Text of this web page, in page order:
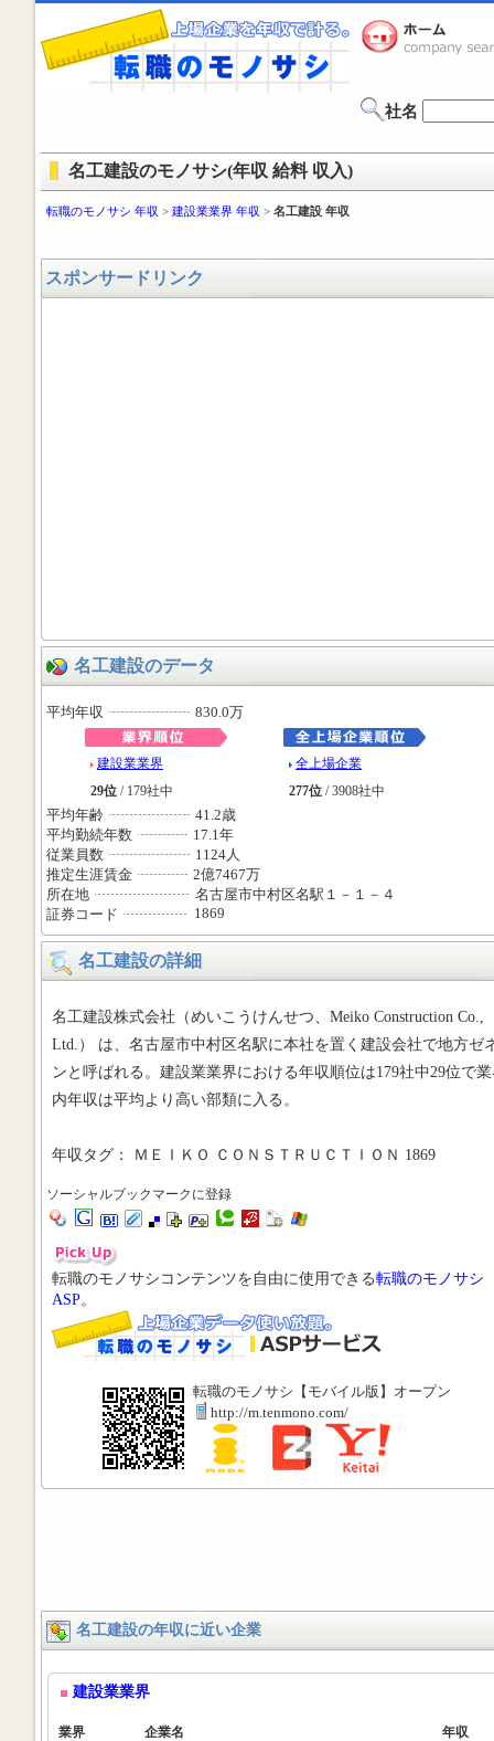
社名
名工建設のモノサシ(年収 給料 収入)
転職のモノサシ 年収 > 建設業業界 年収 > 名工建設 年収
スポンサードリンク
名工建設のデータ
平均年収 830.0万
建設業業界
29位 / 179社中
全上場企業
277位 / 3908社中
平均年齢
41.2歳
平均勤続年数
17.1年
従業員数
1124人
推定生涯賃金
2億7467万
所在地
名古屋市中村区名駅１－１－４
証券コード
1869
名工建設の詳細
名工建設株式会社（めいこうけんせつ、Meiko Construction Co.,
Ltd.） は、名古屋市中村区名駅に本社を置く建設会社で地方ゼ
ンと呼ばれる。建設業業界における年収順位は179社中29位で
内年収は平均より高い部類に入る。
年収タグ： ＭＥＩＫＯ ＣＯＮＳＴＲＵＣＴＩＯＮ 1869
ソーシャルブックマークに登録
転職のモノサシコンテンツを自由に使用できる転職のモノサシ
ASP。
転職のモノサシ【モバイル版】オープン
http://m.tenmono.com/
名工建設の年収に近い企業
建設業業界
業界 企業名
年収